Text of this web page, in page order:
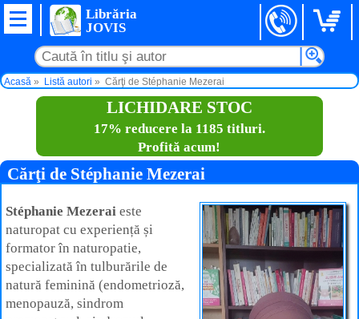
Librăria
JOVIS
Acasă Listă autori Cărţi de Stéphanie Mezerai
LICHIDARE STOC
17% reducere la 1185 titluri.
Profită acum!
Cărţi de Stéphanie Mezerai
Stéphanie Mezerai este
naturopat cu experiență și
formator în naturopatie,
specializată în tulburările de
natură feminină (endometrioză,
menopauză, sindrom